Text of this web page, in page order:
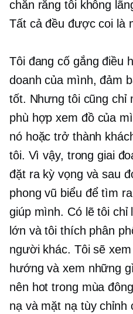
chắn rằng tôi không
Tất cả đều được coi là
Tôi đang cố gắng điều
doanh của mình, đảm
tốt. Nhưng tôi cũng chỉ
phù hợp xem đồ của
nó hoặc trở thành
tôi. Vì vậy, trong giai
đặt ra kỳ vọng và sau
phong vũ biểu để tìm
giúp mình. Có lẽ tôi chỉ
lớn và tôi thích phân
người khác. Tôi sẽ
hướng và xem những
nên hot trong mùa
nạ và mặt nạ tùy chỉnh